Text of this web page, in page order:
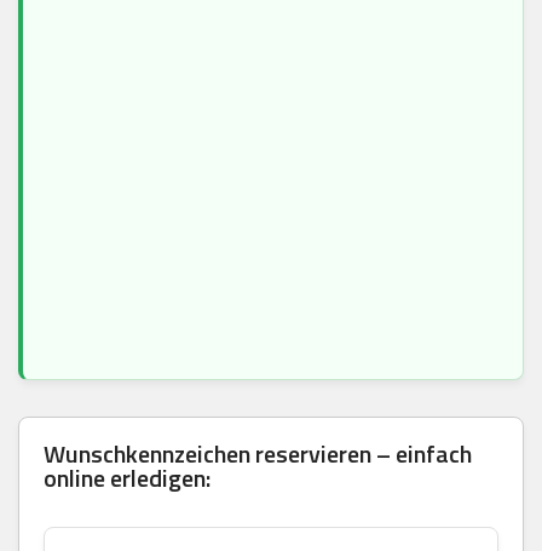
Wunschkennzeichen reservieren – einfach
online erledigen: